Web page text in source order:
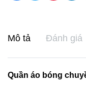
Mô tả Đánh giá
Quần áo bóng